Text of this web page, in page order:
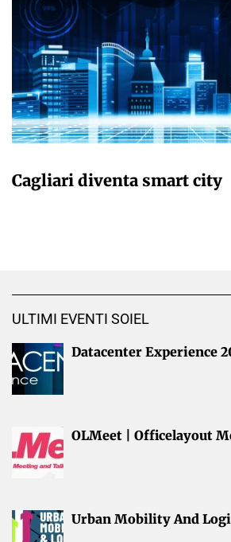
Cagliari diventa smart city
ULTIMI EVENTI SOIEL
Datacenter Experience
OLMeet | Officelayout
Urban Mobility And